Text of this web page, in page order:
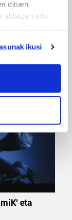
dituen
aldatzen edo
it for
is processed
.
beste,
edukia
ikusi
eta